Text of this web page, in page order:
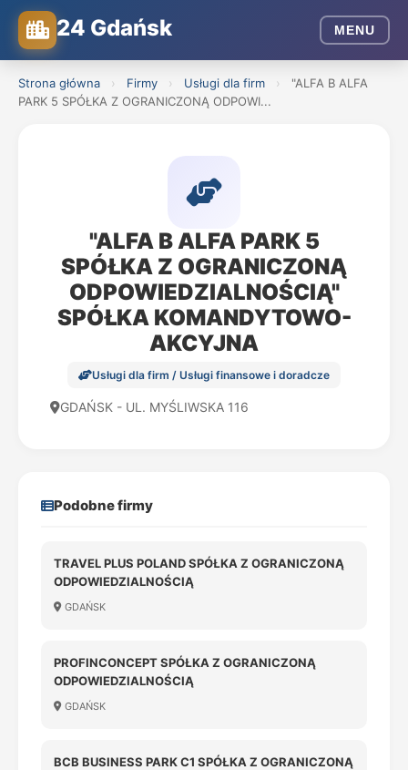
24 Gdańsk MENU
Strona główna › Firmy › Usługi dla firm ›
"ALFA B ALFA
PARK 5 SPÓŁKA Z OGRANICZONĄ ODPOWI...
"ALFA B ALFA PARK 5
SPÓŁKA Z OGRANICZONĄ
ODPOWIEDZIALNOŚCIĄ"
SPÓŁKA KOMANDYTOWO-
AKCYJNA
Usługi dla firm / Usługi finansowe i doradcze
GDAŃSK - UL. MYŚLIWSKA 116
Podobne firmy
TRAVEL PLUS POLAND SPÓŁKA Z OGRANICZONĄ
ODPOWIEDZIALNOŚCIĄ
GDAŃSK
PROFINCONCEPT SPÓŁKA Z OGRANICZONĄ
ODPOWIEDZIALNOŚCIĄ
GDAŃSK
BCB BUSINESS PARK C1 SPÓŁKA Z OGRANICZONĄ